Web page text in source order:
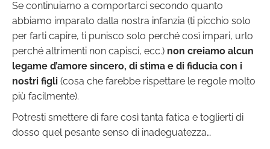
Se continuiamo a comportarci secondo quanto
abbiamo imparato dalla nostra infanzia (ti picchio solo
per farti capire, ti punisco solo perché così impari, urlo
perché altrimenti non capisci, ecc.) non creiamo alcun
legame d’amore sincero, di stima e di fiducia con i
nostri figli (cosa che farebbe rispettare le regole molto
più facilmente).
Potresti smettere di fare così tanta fatica e toglierti di
dosso quel pesante senso di inadeguatezza…